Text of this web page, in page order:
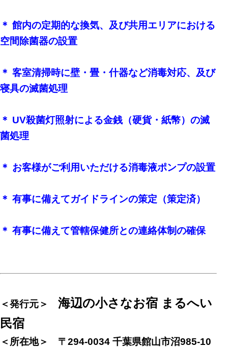
＊ 館内の定期的な換気、及び共用エリアにおける
空間除菌器の設置
＊ 客室清掃時に壁・畳・什器など消毒対応、及び
寝具の滅菌処理
＊ UV殺菌灯照射による金銭（硬貨・紙幣）の滅
菌処理
＊ お客様がご利用いただける消毒液ポンプの設置
＊ 有事に備えてガイドラインの策定（策定済）
＊ 有事に備えて管轄保健所との連絡体制の確保
＜発行元＞ 海辺の小さなお宿 まるへい
民宿
＜所在地＞ 〒294-0034 千葉県館山市沼985-10